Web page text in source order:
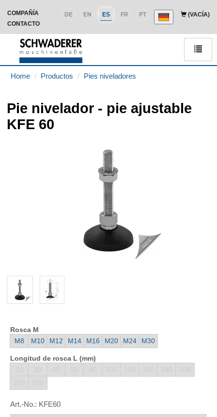
(VACÍA)
COMPAÑÍA PT
FR
ES
EN
DE
CONTACTO
Home Productos Pies niveladores
Pie nivelador - pie ajustable
KFE 60
Rosca M
M8 M10 M12 M14 M16 M20 M24 M30
Longitud de rosca L (mm)
Art.-No.: KFE60